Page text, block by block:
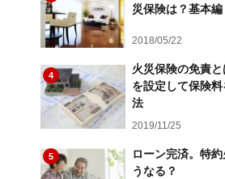
災保険は？基本編
2018/05/22
4
火災保険の免責
を設定して保険
法
2019/11/25
5
ローン完済。特
うなる？